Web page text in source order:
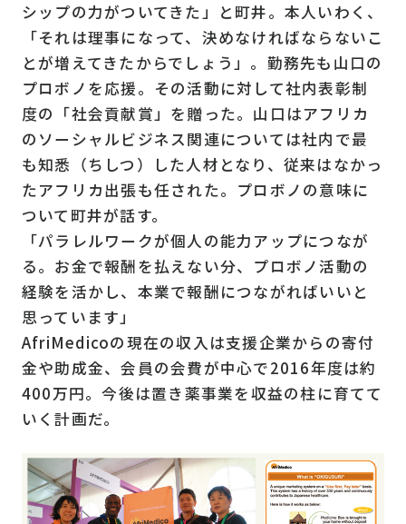
シップの力がついてきた」と町井。本人いわく、
「それは理事になって、決めなければならないこ
とが増えてきたからでしょう」。勤務先も山口の
プロボノを応援。その活動に対して社内表彰制
度の「社会貢献賞」を贈った。山口はアフリカ
のソーシャルビジネス関連については社内で最
も知悉（ちしつ）した人材となり、従来はなかっ
たアフリカ出張も任された。プロボノの意味に
ついて町井が話す。
「パラレルワークが個人の能力アップにつなが
る。お金で報酬を払えない分、プロボノ活動の
経験を活かし、本業で報酬につながればいいと
思っています」
AfriMedicoの現在の収入は支援企業からの寄付
金や助成金、会員の会費が中心で2016年度は約
400万円。今後は置き薬事業を収益の柱に育てて
いく計画だ。